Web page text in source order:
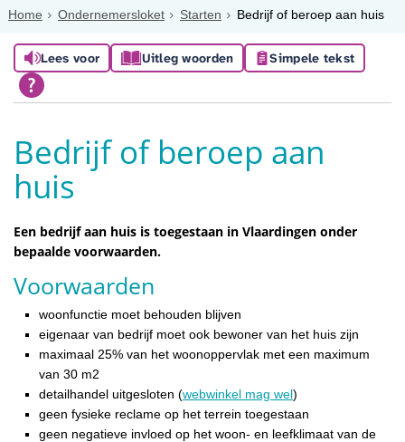
Home Ondernemersloket Starten Bedrijf of beroep aan huis
Lees voor Uitleg woorden Simpele tekst
Bedrijf of beroep aan
huis
Een bedrijf aan huis is toegestaan in Vlaardingen onder
bepaalde voorwaarden.
Voorwaarden
woonfunctie moet behouden blijven
eigenaar van bedrijf moet ook bewoner van het huis zijn
maximaal 25% van het woonoppervlak met een maximum
van 30 m2
detailhandel uitgesloten (webwinkel mag wel)
geen fysieke reclame op het terrein toegestaan
geen negatieve invloed op het woon- en leefklimaat van de